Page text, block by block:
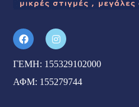
ΓΕΜΗ: 155329102000
ΑΦΜ: 155279744